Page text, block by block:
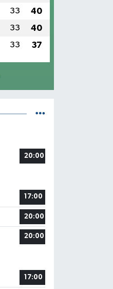
33 40
33 40
33 37
20:00
17:00
20:00
20:00
17:00